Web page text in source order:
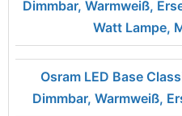
Osram LED Base
Dimmbar, Warmweiß,